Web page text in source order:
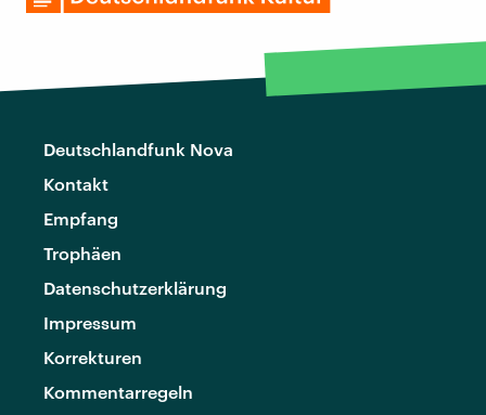
Deutschlandfunk Nova
Kontakt
Empfang
Trophäen
Datenschutzerklärung
Impressum
Korrekturen
Kommentarregeln